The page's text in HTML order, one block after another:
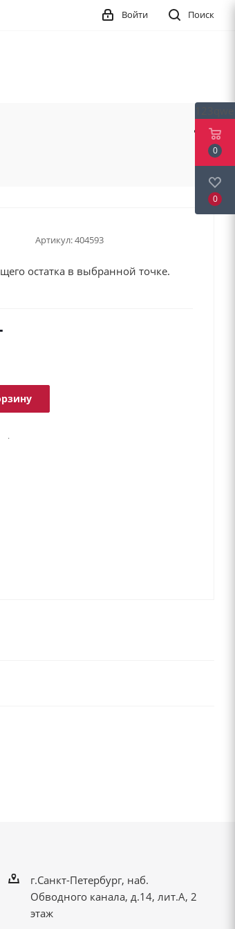
Поиск
Войти
Артикул:404593
остатка в выбранной точке.
.
г.Санкт-Петербург, наб.
Обводного канала, д.14, лит.А, 2
этаж
0
0